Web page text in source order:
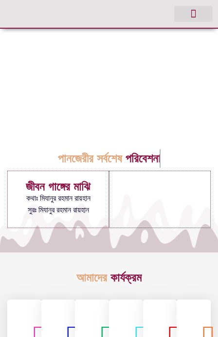
পানজেরীর সর্বশেষ পরিবেশনা
জীবন গাঙ্গের মাঝি
কথাঃ মিযানুর রহমান রায়হান
সুরঃ মিযানুর রহমান রায়হান
আমাদের কার্যক্রম